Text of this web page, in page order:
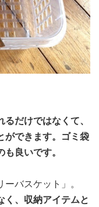
だけではなくて、
ができます。ゴミ袋
良いです。
バスケット」。
く、収納アイテムと